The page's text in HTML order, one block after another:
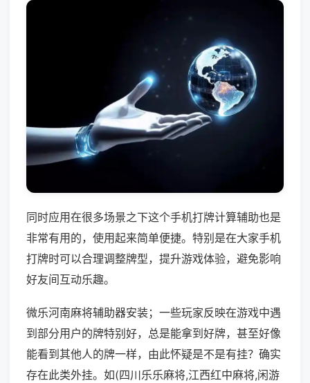
同时应用在很多场景之下这个手机打牌计算辅助也是
非常有用的，使用起来简单便捷。特别是在大家手机
打牌时可以合理调整牌型，提升游戏体验，避免影响
好友间互动乐趣。
微乐河南麻将辅助器安装；一些玩家反映在游戏中遇
到部分用户的牌特别好，总是能拿到好牌，甚至好像
能看到其他人的牌一样，由此怀疑是不是有挂？确实
存在此类外挂。如(四川乐乐麻将,江西红中麻将,闲游